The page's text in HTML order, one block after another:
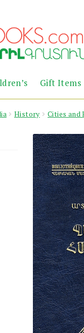
Gift Items
History Cities and